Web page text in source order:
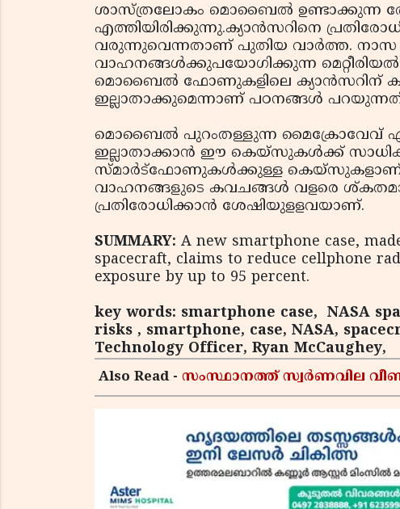
ശാസ്ത്രലോകം മൊബൈല്‍ ഉണ്ടാക്കുന്ന
എത്തിയിരിക്കുന്നു.ക്യാന്‍സറിനെ
വരുന്നുവെന്നതാണ് പുതിയ വാര്‍ത്ത.
വാഹനങ്ങള്‍ക്കുപയോഗിക്കുന്ന മെറ്റീരിയല്‍
മൊബൈല്‍ ഫോണുകളിലെ ക്യാന്‍സറിന്
ഇല്ലാതാക്കുമെന്നാണ് പഠനങ്ങള്‍
മൊബൈല്‍ പുറംതള്ളുന്ന മൈക്രോവേവ്
ഇല്ലാതാക്കാന്‍ ഈ കെയ്‌സുകള്‍ക്ക്
സ്മാര്‍ട്‌ഫോണുകള്‍ക്കുള്ള കെയ്‌സുകളാണ്
വാഹനങ്ങളുടെ കവചങ്ങള്‍ വളരെ
പ്രതിരോധിക്കാന്‍ ശേഷിയുളളവയാണ്.
SUMMARY: A new smartphone case,
spacecraft, claims to reduce cellphone
exposure by up to 95 percent.
key words: smartphone case, NASA
risks , smartphone, case, NASA,
Technology Officer, Ryan McCaughey,
Also Read - സംസ്ഥാനത്ത് സ്വര്‍ണവില